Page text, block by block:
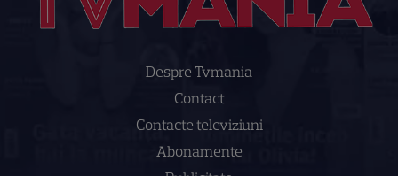
Despre Tvmania
Contact
Contacte televiziuni
Abonamente